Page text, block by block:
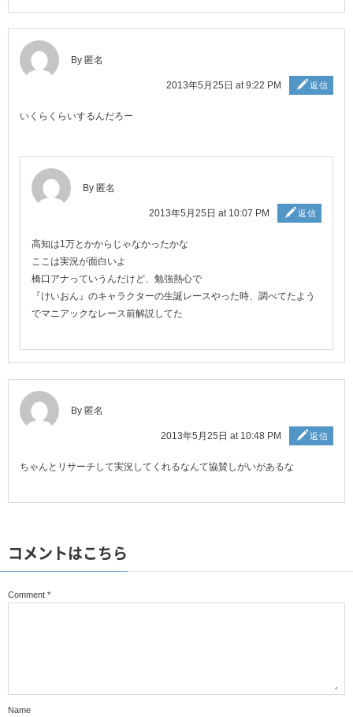
By 匿名
2013年5月25日 at 9:22 PM 返信
いくらくらいするんだろー
By 匿名
2013年5月25日 at 10:07 PM 返信
高知は1万とかからじゃなかったかな
ここは実況が面白いよ
橋口アナっていうんだけど、勉強熱心で
『けいおん』のキャラクターの生誕レースやった時、調べてたよう
でマニアックなレース前解説してた
By 匿名
2013年5月25日 at 10:48 PM 返信
ちゃんとリサーチして実況してくれるなんて協賛しがいがあるな
コメントはこちら
Comment *
Name